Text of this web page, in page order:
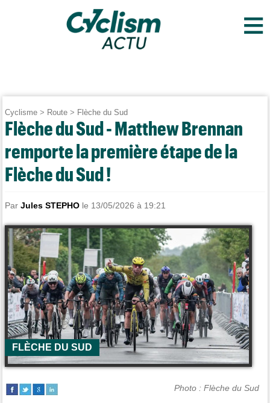
≡
Cyclisme > Route > Flèche du Sud
Flèche du Sud - Matthew Brennan
remporte la première étape de la
Flèche du Sud !
ParJules STEPHO le 13/05/2026 à 19:21
FLÈCHE DU SUD
Photo : Flèche du Sud